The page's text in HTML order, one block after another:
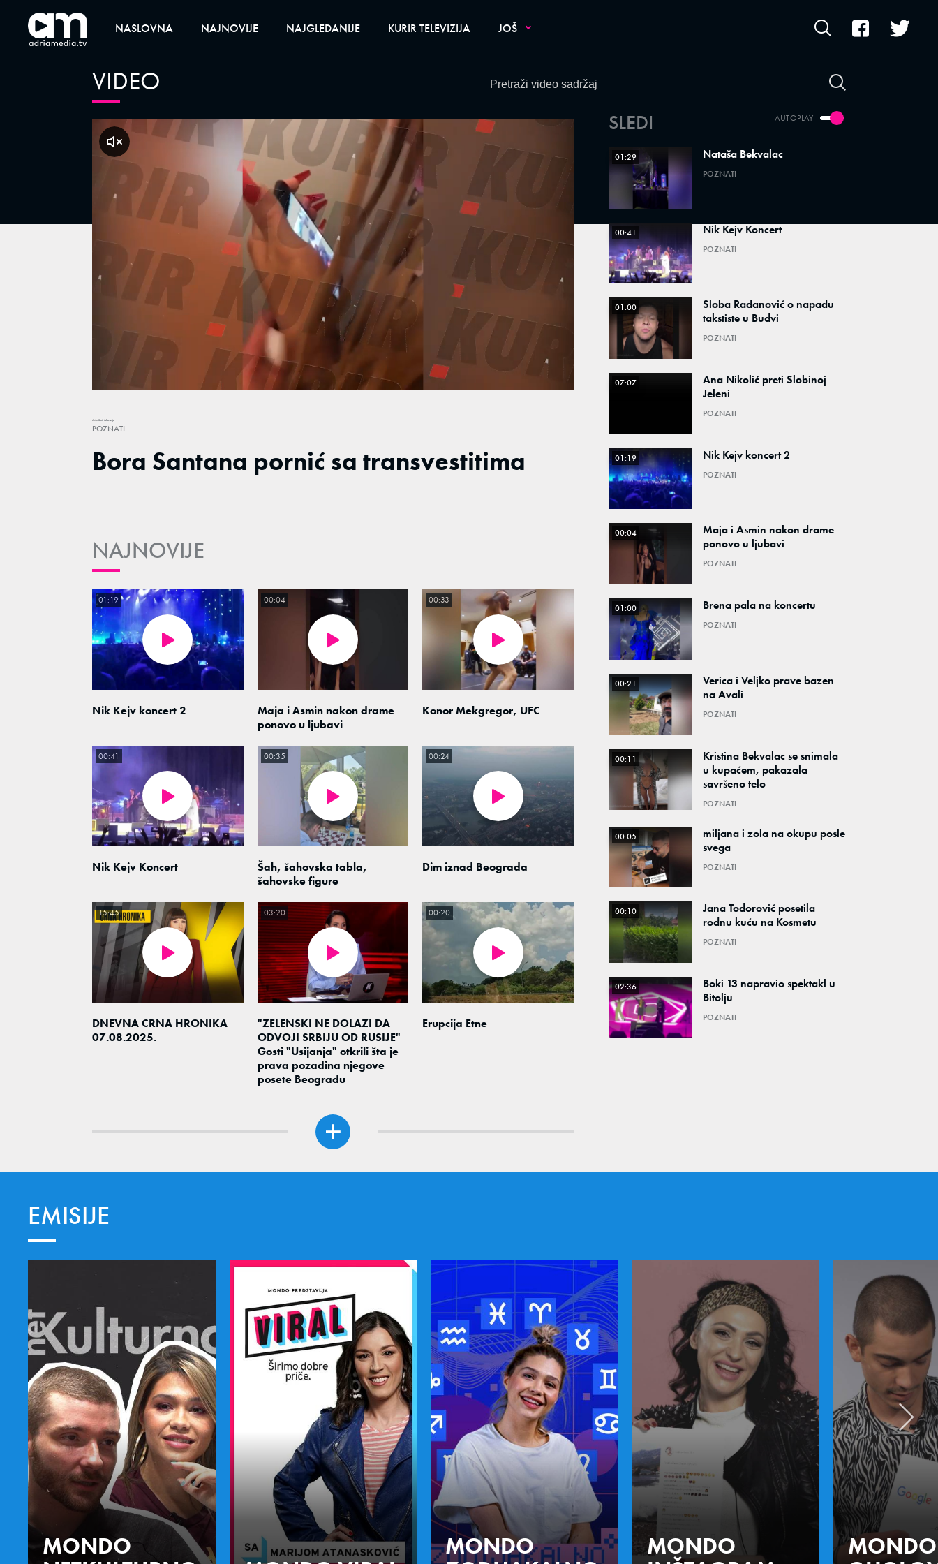
NASLOVNA NAJNOVIJE NAJGLEDANIJE KURIR TELEVIZIJA JOŠ
VIDEO
Unmute
Loaded
klikni za zvuk
Autor Kurir televizija
POZNATI
Bora Santana pornić sa transvestitima
NAJNOVIJE
Nik Kejv koncert 2
01:19
Maja i Asmin nakon drame
ponovo u ljubavi
00:04
Konor Mekgregor, UFC
00:33
Nik Kejv Koncert
00:41
Šah, šahovska tabla,
šahovske figure
00:35
Dim iznad Beograda
00:24
DNEVNA CRNA HRONIKA
07.08.2025.
15:45
"ZELENSKI NE DOLAZI DA
ODVOJI SRBIJU OD RUSIJE"
Gosti "Usijanja" otkrili šta je
prava pozadina njegove
posete Beogradu
03:20
Erupcija Etne
00:20
AUTOPLAY
SLEDI
01:29 Nataša Bekvalac
POZNATI
00:41 Nik Kejv Koncert
POZNATI
01:00
Sloba Radanović o napadu
takstiste u Budvi
POZNATI
07:07
Ana Nikolić preti Slobinoj
Jeleni
POZNATI
01:19 Nik Kejv koncert 2
POZNATI
00:04
Maja i Asmin nakon drame
ponovo u ljubavi
POZNATI
01:00 Brena pala na koncertu
POZNATI
00:21
Verica i Veljko prave bazen
na Avali
POZNATI
00:11
Kristina Bekvalac se snimala
u kupaćem, pakazala
savršeno telo
POZNATI
00:05
miljana i zola na okupu posle
svega
POZNATI
00:10
Jana Todorović posetila
rodnu kuću na Kosmetu
POZNATI
02:36
Boki 13 napravio spektakl u
Bitolju
POZNATI
EMISIJE
MONDO
MONDO
MONDO
MONDO